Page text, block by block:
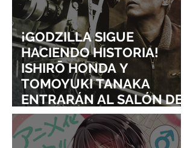
¡GODZILLA SIGUE
HACIENDO HISTORIA!
ISHIRŌ HONDA Y
TOMOYUKI TANAKA
ENTRARÁN AL SALÓN DE
LA FAMA DE LOS EFECTOS
VISUALES